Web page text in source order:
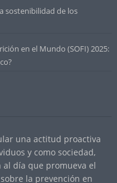
sostenibilidad de los
en el Mundo (SOFI) 2025:
una actitud proactiva
y como sociedad,
día que promueva el
la prevención en